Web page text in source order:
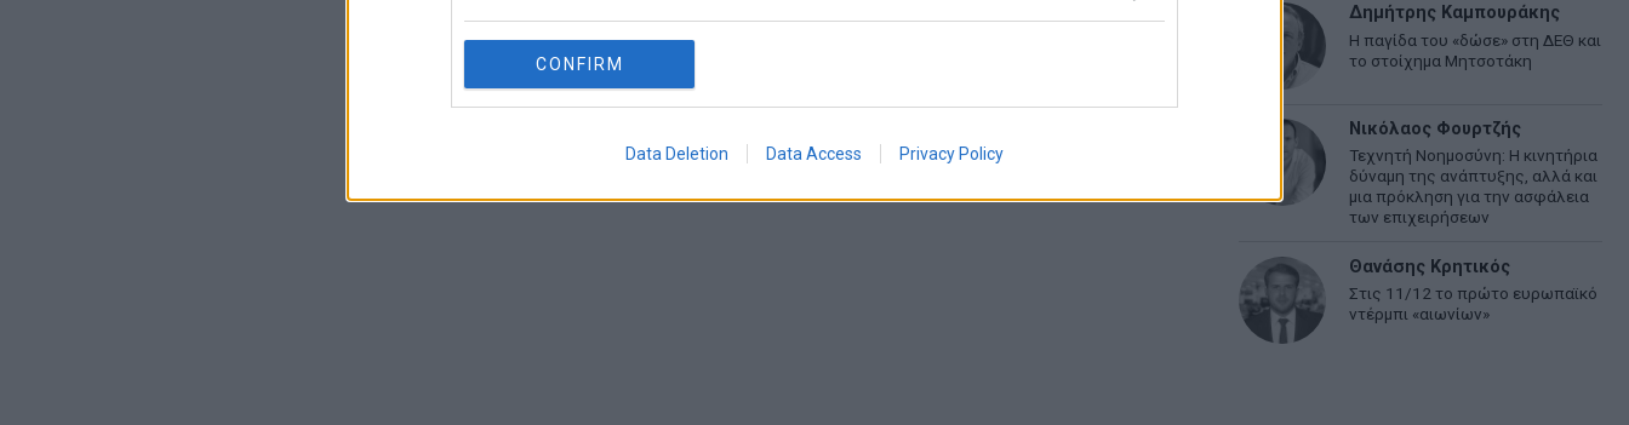
CONFIRM
Data Deletion Data Access Privacy Policy
Δημήτρης Καμπουράκης
Η παγίδα του «δώσε» στη ΔΕΘ και
το στοίχημα Μητσοτάκη
Νικόλαος Φουρτζής
Τεχνητή Νοημοσύνη: Η κινητήρια
δύναμη της ανάπτυξης, αλλά και
μια πρόκληση για την ασφάλεια
των επιχειρήσεων
Θανάσης Κρητικός
Στις 11/12 το πρώτο ευρωπαϊκό
ντέρμπι «αιωνίων»